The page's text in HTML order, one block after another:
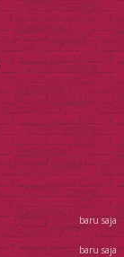
baru saja
baru saja